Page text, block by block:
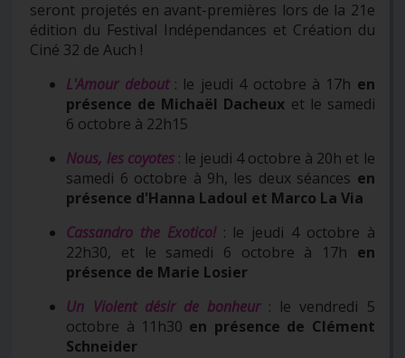
seront projetés en avant-premières lors de la 21e
édition du Festival Indépendances et Création du
Ciné 32 de Auch !
L'Amour debout : le jeudi 4 octobre à 17h en
présence de Michaël Dacheux et le samedi
6 octobre à 22h15
Nous, les coyotes: le jeudi 4 octobre à 20h et le
samedi 6 octobre à 9h, les deux séances en
présence d'Hanna Ladoul et Marco La Via
Cassandro the Exotico! : le jeudi 4 octobre à
22h30, et le samedi 6 octobre à 17h en
présence de Marie Losier
Un Violent désir de bonheur: le vendredi 5
octobre à 11h30 en présence de Clément
Schneider